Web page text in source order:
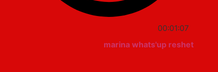
00:01:07
marina whats'up reshet